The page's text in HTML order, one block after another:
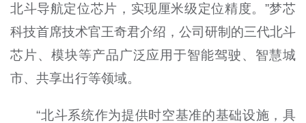
北斗导航定位芯片，实现厘米级定位精度。”梦芯
科技首席技术官王奇君介绍，公司研制的三代北斗
芯片、模块等产品广泛应用于智能驾驶、智慧城
市、共享出行等领域。
“北斗系统作为提供时空基准的基础设施，具